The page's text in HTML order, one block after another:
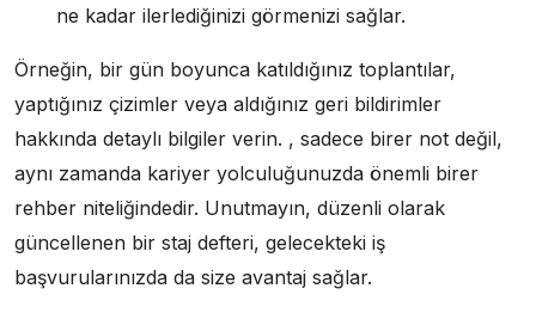
ne kadar ilerlediğinizi görmenizi sağlar.
Örneğin, bir gün boyunca katıldığınız toplantılar,
yaptığınız çizimler veya aldığınız geri bildirimler
hakkında detaylı bilgiler verin. , sadece birer not değil,
aynı zamanda kariyer yolculuğunuzda önemli birer
rehber niteliğindedir. Unutmayın, düzenli olarak
güncellenen bir staj defteri, gelecekteki iş
başvurularınızda da size avantaj sağlar.